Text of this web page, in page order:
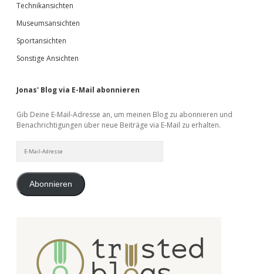
Technikansichten
Museumsansichten
Sportansichten
Sonstige Ansichten
Jonas' Blog via E-Mail abonnieren
Gib Deine E-Mail-Adresse an, um meinen Blog zu abonnieren und
Benachrichtigungen über neue Beiträge via E-Mail zu erhalten.
Mail-
Abonnieren